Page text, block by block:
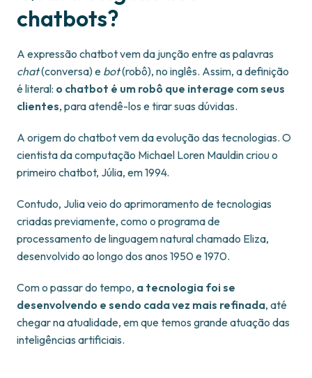
chatbots?
A expressão chatbot vem da junção entre as palavras
chat(conversa) e bot(robô), no inglês. Assim, a definição
é literal: o chatbot é um robô que interage com seus
clientes, para atendê-los e tirar suas dúvidas.
A origem do chatbot vem da evolução das tecnologias. O
cientista da computação Michael Loren Mauldin criou o
primeiro chatbot, Júlia, em 1994.
Contudo, Julia veio do aprimoramento de tecnologias
criadas previamente, como o programa de
processamento de linguagem natural chamado Eliza,
desenvolvido ao longo dos anos 1950 e 1970.
Com o passar do tempo, a tecnologia foi se
desenvolvendo e sendo cada vez mais refinada, até
chegar na atualidade, em que temos grande atuação das
inteligências artificiais.